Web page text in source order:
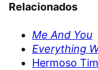
Relacionados
Me And You
Everything
Hermoso